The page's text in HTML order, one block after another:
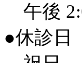
午後
●休診日